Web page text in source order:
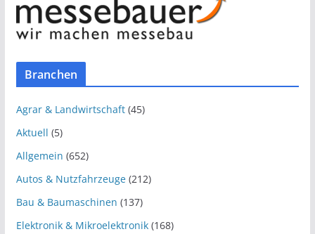
Branchen
Agrar & Landwirtschaft(45)
Aktuell (5)
Allgemein (652)
Autos & Nutzfahrzeuge(212)
Bau & Baumaschinen (137)
Elektronik & Mikroelektronik(168)